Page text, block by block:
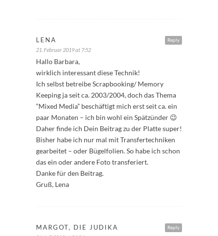
Reply
LENA
21. Februar 2019 at 7:52
Hallo Barbara,
wirklich interessant diese Technik!
Ich selbst betreibe Scrapbooking/ Memory
Keeping ja seit ca. 2003/2004, doch das Thema
“Mixed Media” beschäftigt mich erst seit ca. ein
paar Monaten – ich bin wohl ein Spätzünder 😉
Daher finde ich Dein Beitrag zu der Platte super!
Bisher habe ich nur mal mit Transfertechniken
gearbeitet – oder Bügelfolien. So habe ich schon
das ein oder andere Foto transferiert.
Danke für den Beitrag.
Gruß, Lena
Reply
MARGOT, DIE JUDIKA